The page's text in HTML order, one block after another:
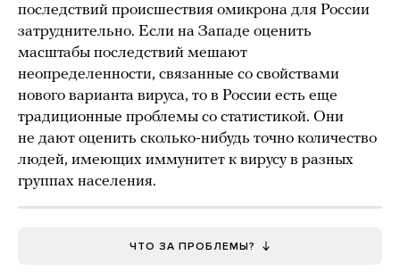
последствий происшествия омикрона для России
затруднительно. Если на Западе оценить
масштабы последствий мешают
неопределенности, связанные со свойствами
нового варианта вируса, то в России есть еще
традиционные проблемы со статистикой. Они
не дают оценить сколько-нибудь точно количество
людей, имеющих иммунитет к вирусу в разных
группах населения.
ЧТО ЗА ПРОБЛЕМЫ?